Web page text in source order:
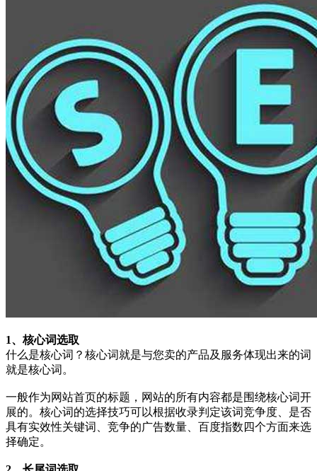
1、核心词选取
什么是核心词？核心词就是与您卖的产品及服务体现出来的词
就是核心词。
一般作为网站首页的标题，网站的所有内容都是围绕核心词开
展的。核心词的选择技巧可以根据收录判定该词竞争度、是否
具有实效性关键词、竞争的广告数量、百度指数四个方面来选
择确定。